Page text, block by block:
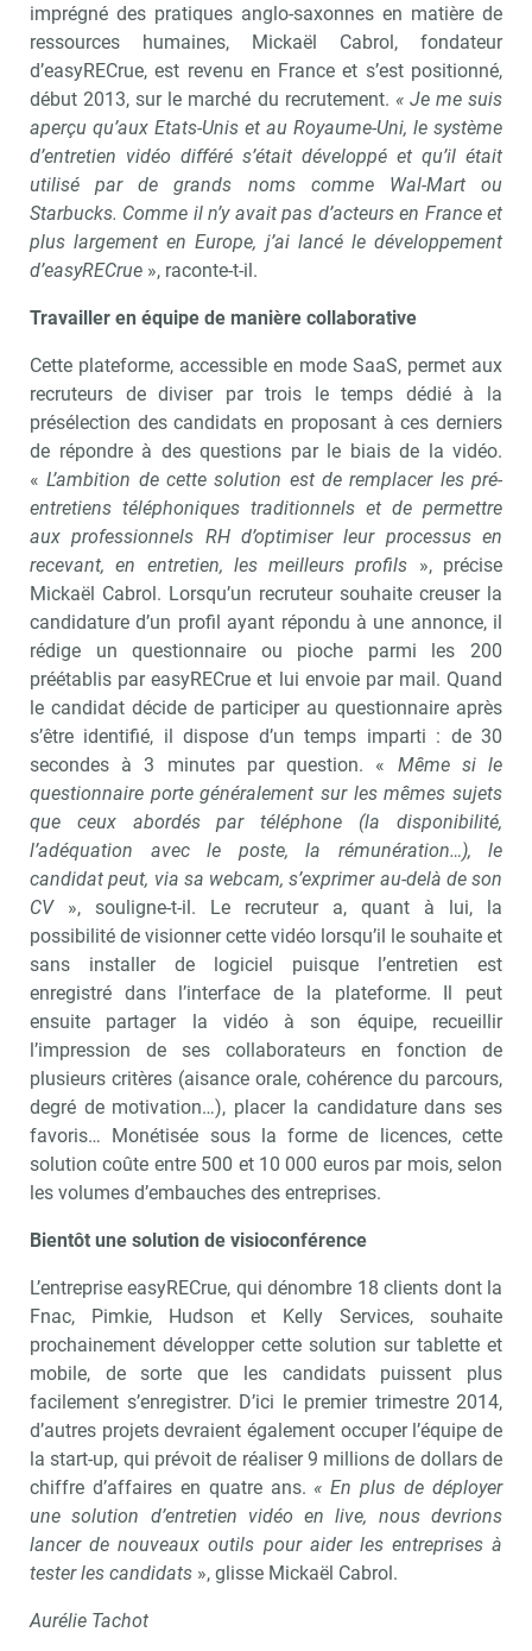
imprégné des pratiques anglo-saxonnes en matière de
ressources humaines, Mickaël Cabrol, fondateur
d’easyRECrue, est revenu en France et s’est positionné,
début 2013, sur le marché du recrutement. « Je me suis
aperçu qu’aux Etats-Unis et au Royaume-Uni, le système
d’entretien vidéo différé s’était développé et qu’il était
utilisé par de grands noms comme Wal-Mart ou
Starbucks. Comme il n’y avait pas d’acteurs en France et
plus largement en Europe, j’ai lancé le développement
d’easyRECrue », raconte-t-il.
Travailler en équipe de manière collaborative
Cette plateforme, accessible en mode SaaS, permet aux
recruteurs de diviser par trois le temps dédié à la
présélection des candidats en proposant à ces derniers
de répondre à des questions par le biais de la vidéo.
«L’ambition de cette solution est de remplacer les pré-
entretiens téléphoniques traditionnels et de permettre
aux professionnels RH d’optimiser leur processus en
recevant, en entretien, les meilleurs profils », précise
Mickaël Cabrol. Lorsqu’un recruteur souhaite creuser la
candidature d’un profil ayant répondu à une annonce, il
rédige un questionnaire ou pioche parmi les 200
préétablis par easyRECrue et lui envoie par mail. Quand
le candidat décide de participer au questionnaire après
s’être identifié, il dispose d’un temps imparti : de 30
secondes à 3 minutes par question. « Même si le
questionnaire porte généralement sur les mêmes sujets
que ceux abordés par téléphone (la disponibilité,
l’adéquation avec le poste, la rémunération…), le
candidat peut, via sa webcam, s’exprimer au-delà de son
CV», souligne-t-il. Le recruteur a, quant à lui, la
possibilité de visionner cette vidéo lorsqu’il le souhaite et
sans installer de logiciel puisque l’entretien est
enregistré dans l’interface de la plateforme. Il peut
ensuite partager la vidéo à son équipe, recueillir
l’impression de ses collaborateurs en fonction de
plusieurs critères (aisance orale, cohérence du parcours,
degré de motivation…), placer la candidature dans ses
favoris… Monétisée sous la forme de licences, cette
solution coûte entre 500 et 10 000 euros par mois, selon
les volumes d’embauches des entreprises.
Bientôt une solution de visioconférence
L’entreprise easyRECrue, qui dénombre 18 clients dont la
Fnac, Pimkie, Hudson et Kelly Services, souhaite
prochainement développer cette solution sur tablette et
mobile, de sorte que les candidats puissent plus
facilement s’enregistrer. D’ici le premier trimestre 2014,
d’autres projets devraient également occuper l’équipe de
la start-up, qui prévoit de réaliser 9 millions de dollars de
chiffre d’affaires en quatre ans. « En plus de déployer
une solution d’entretien vidéo en live, nous devrions
lancer de nouveaux outils pour aider les entreprises à
tester les candidats », glisse Mickaël Cabrol.
Aurélie Tachot